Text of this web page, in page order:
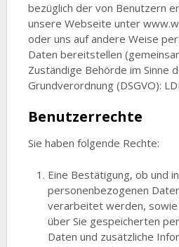
bezüglich der von Benutzern
unsere Webseite unter
oder uns auf andere Weise
Daten bereitstellen
Zuständige Behörde im Sinne
Grundverordnung (DSGVO):
Benutzerrechte
Sie haben folgende Rechte:
Eine Bestätigung, ob und
personenbezogenen
verarbeitet werden,
über Sie gespeicherten
Daten und zusätzliche